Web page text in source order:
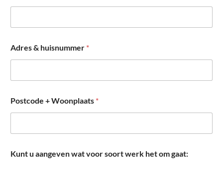
Adres & huisnummer *
Postcode + Woonplaats *
Kunt u aangeven wat voor soort werk het om gaat: